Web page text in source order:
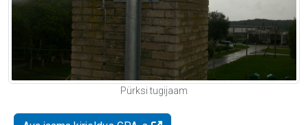
Pürksi tugijaam